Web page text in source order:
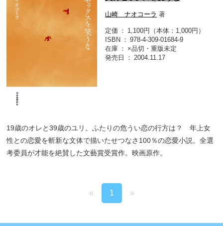
山崎 ナオコーラ 著
定価
1,100円（本体：1,000円）
ISBN
978-4-309-01684-9
在庫
×品切・重版未定
発売日
2004.11.17
19歳のオレと39歳のユリ。ふたりの危うい恋の行方は？ 年上女
性との恋愛を斬新な文体で描いたせつなさ100％の恋愛小説。全選
考委員が才能を絶賛した文藝賞受賞作。映画原作。
« 1 »